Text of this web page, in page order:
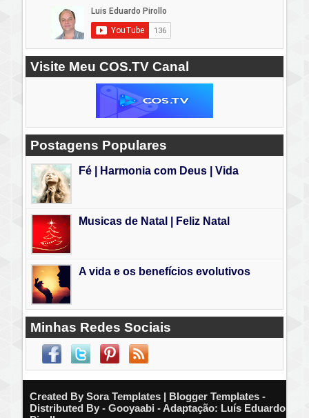
Visite Meu COS.TV Canal
Postagens Populares
Fé | Harmonia com Deus | Vida
Musicas de Natal | Feliz Natal
A vida e os benefícios evolutivos
Minhas Redes Sociais
Created By Sora Templates | Blogger Templates -
Distributed By - Gooyaabi - Adaptação: Luís Eduardo